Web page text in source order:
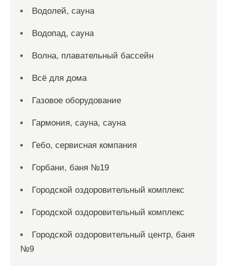
Водолей, сауна
Водопад, сауна
Волна, плавательный бассейн
Всё для дома
Газовое оборудование
Гармония, сауна, сауна
Гебо, сервисная компания
Горбани, баня №19
Городской оздоровительный комплекс
Городской оздоровительный комплекс
Городской оздоровительный центр, баня
№9